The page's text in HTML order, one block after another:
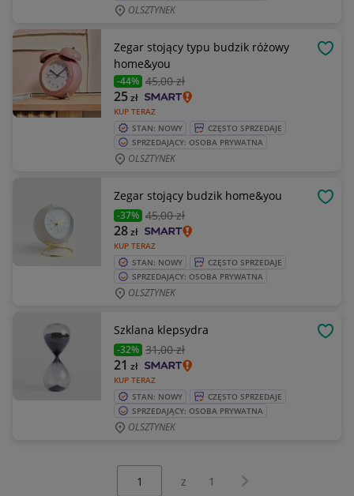
OLSZTYNEK
Zegar stojący typu budzik różowy
home&you
-44% 45,00 zł
KUP TERAZ
25zł
STAN: NOWY
CZĘSTO SPRZEDAJE
SPRZEDAJĄCY: OSOBA PRYWATNA
OLSZTYNEK
Zegar stojący budzik home&you
-37% 45,00 zł
KUP TERAZ
28zł
STAN: NOWY
CZĘSTO SPRZEDAJE
SPRZEDAJĄCY: OSOBA PRYWATNA
OLSZTYNEK
Szklana klepsydra
-32% 31,00 zł
KUP TERAZ
21 zł
STAN: NOWY
CZĘSTO SPRZEDAJE
SPRZEDAJĄCY: OSOBA PRYWATNA
OLSZTYNEK
z 1 Następna strona